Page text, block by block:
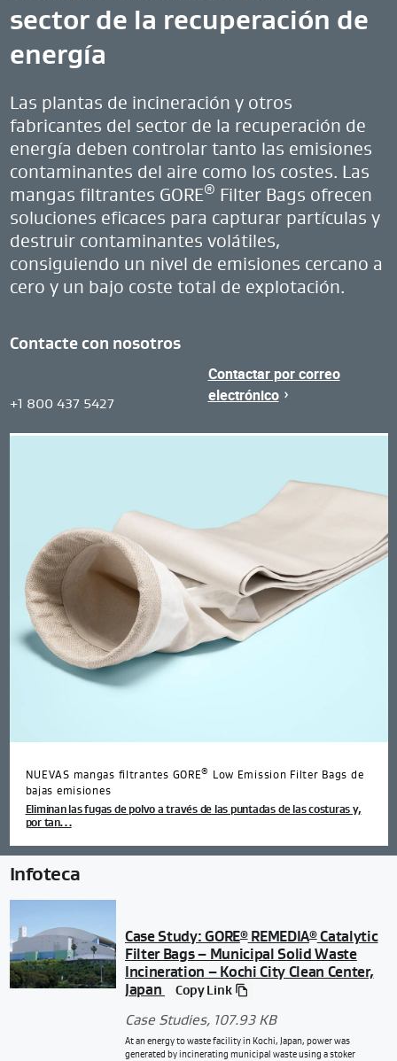
sector de la recuperación de
energía
Las plantas de incineración y otros
fabricantes del sector de la recuperación de
energía deben controlar tanto las emisiones
contaminantes del aire como los costes. Las
mangas filtrantes GORE® Filter Bags ofrecen
soluciones eficaces para capturar partículas y
destruir contaminantes volátiles,
consiguiendo un nivel de emisiones cercano a
cero y un bajo coste total de explotación.
Contacte con nosotros
Region
United
States
+1 800 437 5427
Contactar por correo
electrónico
NUEVAS mangas filtrantes GORE®
Low Emission Filter Bags de
bajas emisiones
Eliminan las fugas de polvo a través de las puntadas de las costuras y,
por tan…
Infoteca
Case Study: GORE®REMEDIA®Catalytic
Filter Bags – Municipal Solid Waste
Incineration – Kochi City Clean Center,
Japan
Copy Link
Case Studies, 107.93 KB
At an energy to waste facility in Kochi, Japan, power was
generated by incinerating municipal waste using a stoker